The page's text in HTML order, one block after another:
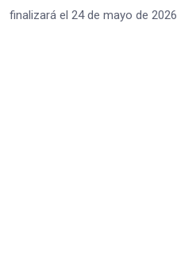
finalizará el 24 de mayo de 2026.